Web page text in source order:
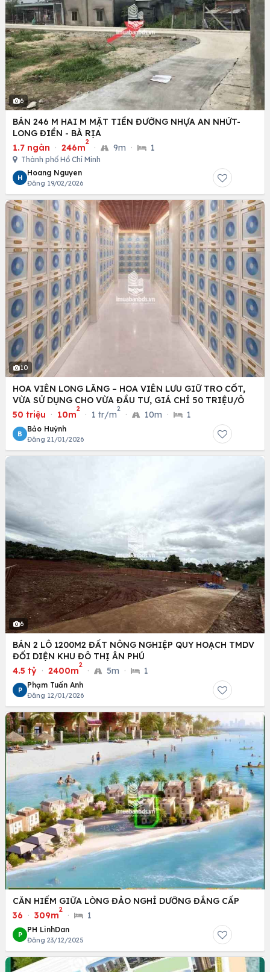
6
BÁN 246 M HAI M MẶT TIỀN ĐƯỜNG NHỰA AN NHỨT-
LONG ĐIỀN - BÀ RỊA
1.7 ngàn · 246m
2
· 9m · 1
Thành phố Hồ Chí Minh
H
Hoang Nguyen
Đăng 19/02/2026
10
HOA VIÊN LONG LĂNG – HOA VIÊN LƯU GIỮ TRO CỐT,
VỪA SỬ DỤNG CHO VỪA ĐẦU TƯ, GIÁ CHỈ 50 TRIỆU/Ô
50 triệu · 10m
2
· 1 tr/m
2
· 10m · 1
B
Bảo Huỳnh
Đăng 21/01/2026
6
BÁN 2 LÔ 1200M2 ĐẤT NÔNG NGHIỆP QUY HOẠCH TMDV
ĐỐI DIỆN KHU ĐÔ THỊ ÂN PHÚ
4.5 tỷ · 2400m
2
· 5m · 1
P
Phạm Tuấn Anh
Đăng 12/01/2026
CĂN HIẾM GIỮA LÒNG ĐẢO NGHỈ DƯỠNG ĐẲNG CẤP
36 · 309m
2
· 1
P
PH LinhDan
Đăng 23/12/2025